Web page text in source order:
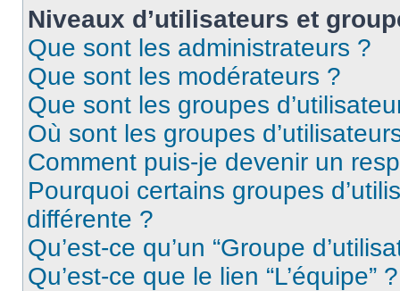
Niveaux d’utilisateurs et
Que sont les administrateurs ?
Que sont les modérateurs ?
Que sont les groupes
Où sont les groupes
Comment puis-je devenir un
Pourquoi certains groupes
différente ?
Qu’est-ce qu’un “Groupe
Qu’est-ce que le lien “L’équipe” ?